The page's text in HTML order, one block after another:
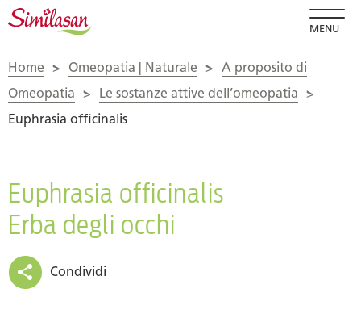
MENU
Home > Omeopatia | Naturale > A proposito di
Omeopatia > Le sostanze attive dell’omeopatia >
Euphrasia officinalis
Euphrasia officinalis
Erba degli occhi
Condividi